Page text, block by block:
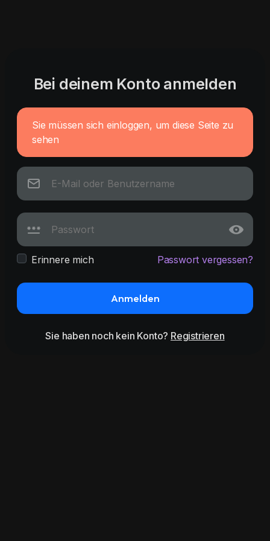
Bei deinem Konto anmelden
Sie müssen sich einloggen, um diese Seite zu
sehen
Erinnere mich Passwort vergessen?
Anmelden
Sie haben noch kein Konto? Registrieren